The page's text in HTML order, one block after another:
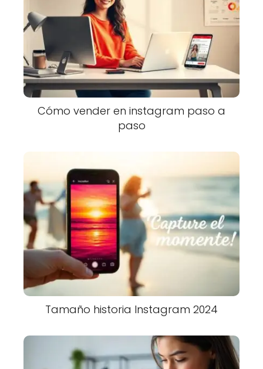
Cómo vender en instagram paso a
paso
Tamaño historia Instagram 2024